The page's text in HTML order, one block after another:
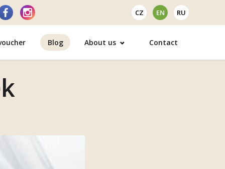
CZ EN RU
Blog About us Contact